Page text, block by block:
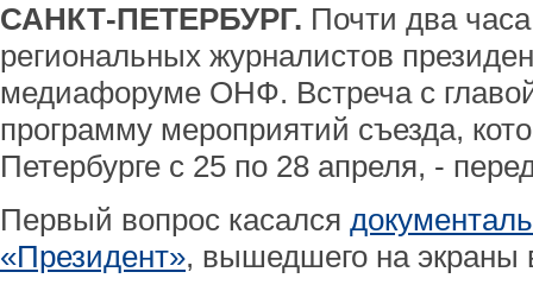
САНКТ-ПЕТЕРБУРГ. Почти два
региональных журналистов
медиафоруме ОНФ. Встреча с
программу мероприятий съезда,
Петербурге с 25 по 28 апреля, -
Первый вопрос касался
«Президент», вышедшего на экраны